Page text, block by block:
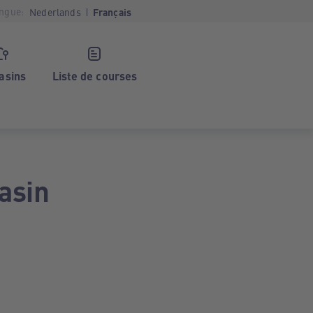
Nederlands Français
Liste de courses